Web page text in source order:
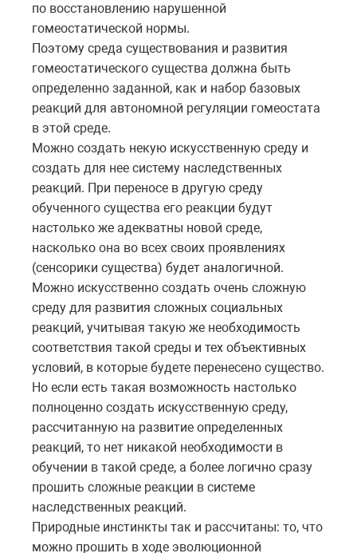
по восстановлению нарушенной
гомеостатической нормы.
Поэтому среда существования и развития
гомеостатического существа должна быть
определенно заданной, как и набор базовых
реакций для автономной регуляции гомеостата
в этой среде.
Можно создать некую искусственную среду и
создать для нее систему наследственных
реакций. При переносе в другую среду
обученного существа его реакции будут
настолько же адекватны новой среде,
насколько она во всех своих проявлениях
(сенсорики существа) будет аналогичной.
Можно искусственно создать очень сложную
среду для развития сложных социальных
реакций, учитывая такую же необходимость
соответствия такой среды и тех объективных
условий, в которые будете перенесено существо.
Но если есть такая возможность настолько
полноценно создать искусственную среду,
рассчитанную на развитие определенных
реакций, то нет никакой необходимости в
обучении в такой среде, а более логично сразу
прошить сложные реакции в системе
наследственных реакций.
Природные инстинкты так и рассчитаны: то, что
можно прошить в ходе эволюционной